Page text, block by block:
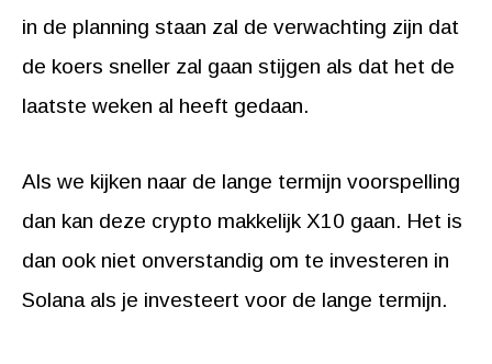
in de planning staan zal de verwachting zijn dat
de koers sneller zal gaan stijgen als dat het de
laatste weken al heeft gedaan.
Als we kijken naar de lange termijn voorspelling
dan kan deze crypto makkelijk X10 gaan. Het is
dan ook niet onverstandig om te investeren in
Solana als je investeert voor de lange termijn.